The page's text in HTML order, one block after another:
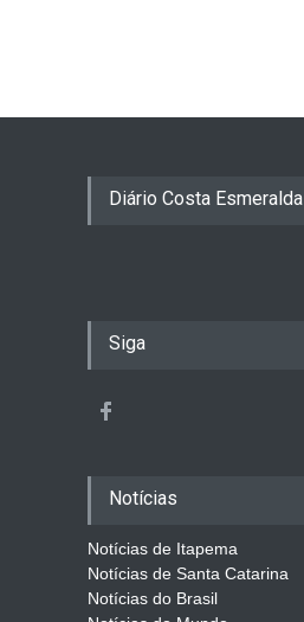
Diário Costa Esmeralda
Siga
Notícias
Notícias de Itapema
Notícias de Santa Catarina
Notícias do Brasil